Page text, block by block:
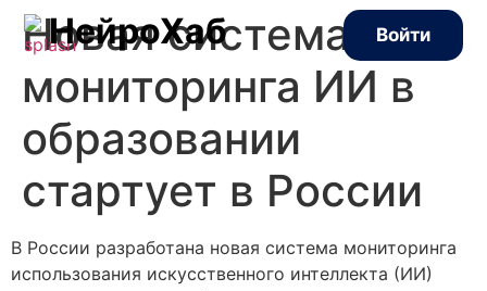
НейроХаб Войти
Новая система
мониторинга ИИ в
образовании
стартует в России
В России разработана новая система мониторинга
использования искусственного интеллекта (ИИ)